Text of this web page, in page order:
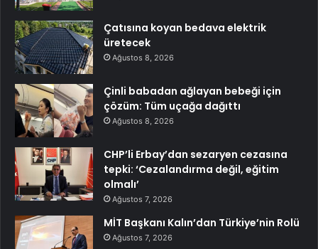
Çatısına koyan bedava elektrik
üretecek
Ağustos 8, 2026
Çinli babadan ağlayan bebeği için
çözüm: Tüm uçağa dağıttı
Ağustos 8, 2026
CHP’li Erbay’dan sezaryen cezasına
tepki: ‘Cezalandırma değil, eğitim
olmalı’
Ağustos 7, 2026
MİT Başkanı Kalın’dan Türkiye’nin Rolü
Ağustos 7, 2026